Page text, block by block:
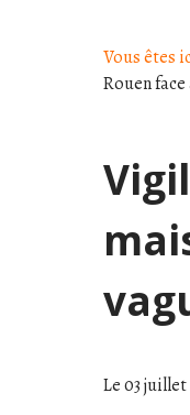
Vous êtes
Rouen
Le03 juillet